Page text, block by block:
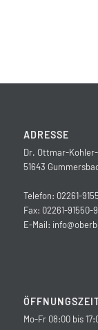
ADRESSE
Dr. Ottmar-
51643
Telefon: 02261-
Fax: 02261-91550-
E-Mail:
Mo-Fr 08:00 bis